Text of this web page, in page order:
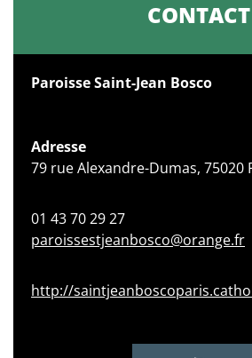
CONTACT
Paroisse Saint-Jean Bosco
Adresse
79 rue Alexandre-Dumas, 75020
01 43 70 29 27
paroissestjeanbosco@orange.fr
http://